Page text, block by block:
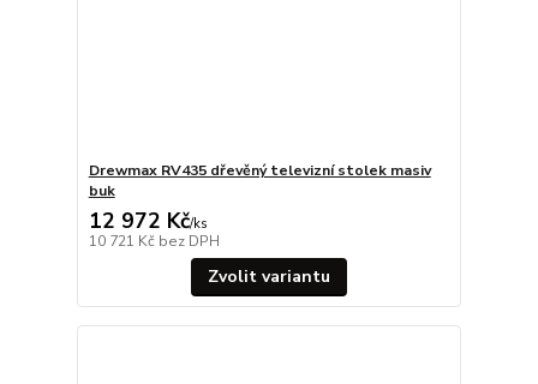
Drewmax RV435 dřevěný televizní stolek masiv
buk
12 972 Kč/ks
10 721 Kč bez DPH
Zvolit variantu